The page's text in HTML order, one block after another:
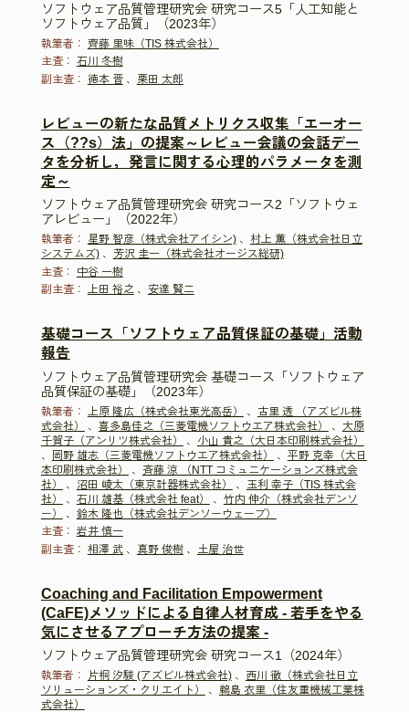
ソフトウェア品質管理研究会 研究コース5「人工知能と
ソフトウェア品質」（2023年）
執筆者： 齊藤 里味（TIS 株式会社）
主査： 石川 冬樹
副主査： 徳本 晋、 栗田 太郎
レビューの新たな品質メトリクス収集「エーオー
ス（??s）法」の提案～レビュー会議の会話デー
タを分析し，発言に関する心理的パラメータを測
定～
ソフトウェア品質管理研究会 研究コース2「ソフトウェ
アレビュー」（2022年）
執筆者： 星野 智彦（株式会社アイシン)、 村上 薫（株式会社日立
システムズ)、 芳沢 圭一（株式会社オージス総研)
主査：
中谷 一樹
副主査： 上田 裕之、 安達 賢二
基礎コース「ソフトウェア品質保証の基礎」活動
報告
ソフトウェア品質管理研究会 基礎コース「ソフトウェア
品質保証の基礎」（2023年）
執筆者： 上原 隆広（株式会社東光高岳） 、 古里 透 （アズビル株
式会社）
、 喜多島佳之（三菱電機ソフトウエア株式会社） 、 大原
千賀子（アンリツ株式会社）
、 小山 貴之（大日本印刷株式会社）
、
岡野 雄志（三菱電機ソフトウエア株式会社） 、 平野 克幸（大日
本印刷株式会社）
、 斉藤 涼 （NTT コミュニケーションズ株式会
社）
、 沼田 崚太（東京計器株式会社） 、 玉利 幸子（TIS 株式会
社）
、 石川 雄基（株式会社 feat） 、 竹内 伸介（株式会社デンソ
ー）
、 鈴木 隆也（株式会社デンソーウェーブ）
主査： 岩井 慎一
副主査： 相澤 武、 真野 俊樹、 土屋 治世
Coaching and Facilitation Empowerment
(CaFE)メソッドによる自律人材育成 - 若手をやる
気にさせるアプローチ方法の提案 -
ソフトウェア品質管理研究会 研究コース1（2024年）
執筆者： 片桐 汐駿 (アズビル株式会社)、 西川 徹（株式会社日立
ソリューションズ・クリエイト）
、 鵜島 衣里（住友重機械工業株
式会社）